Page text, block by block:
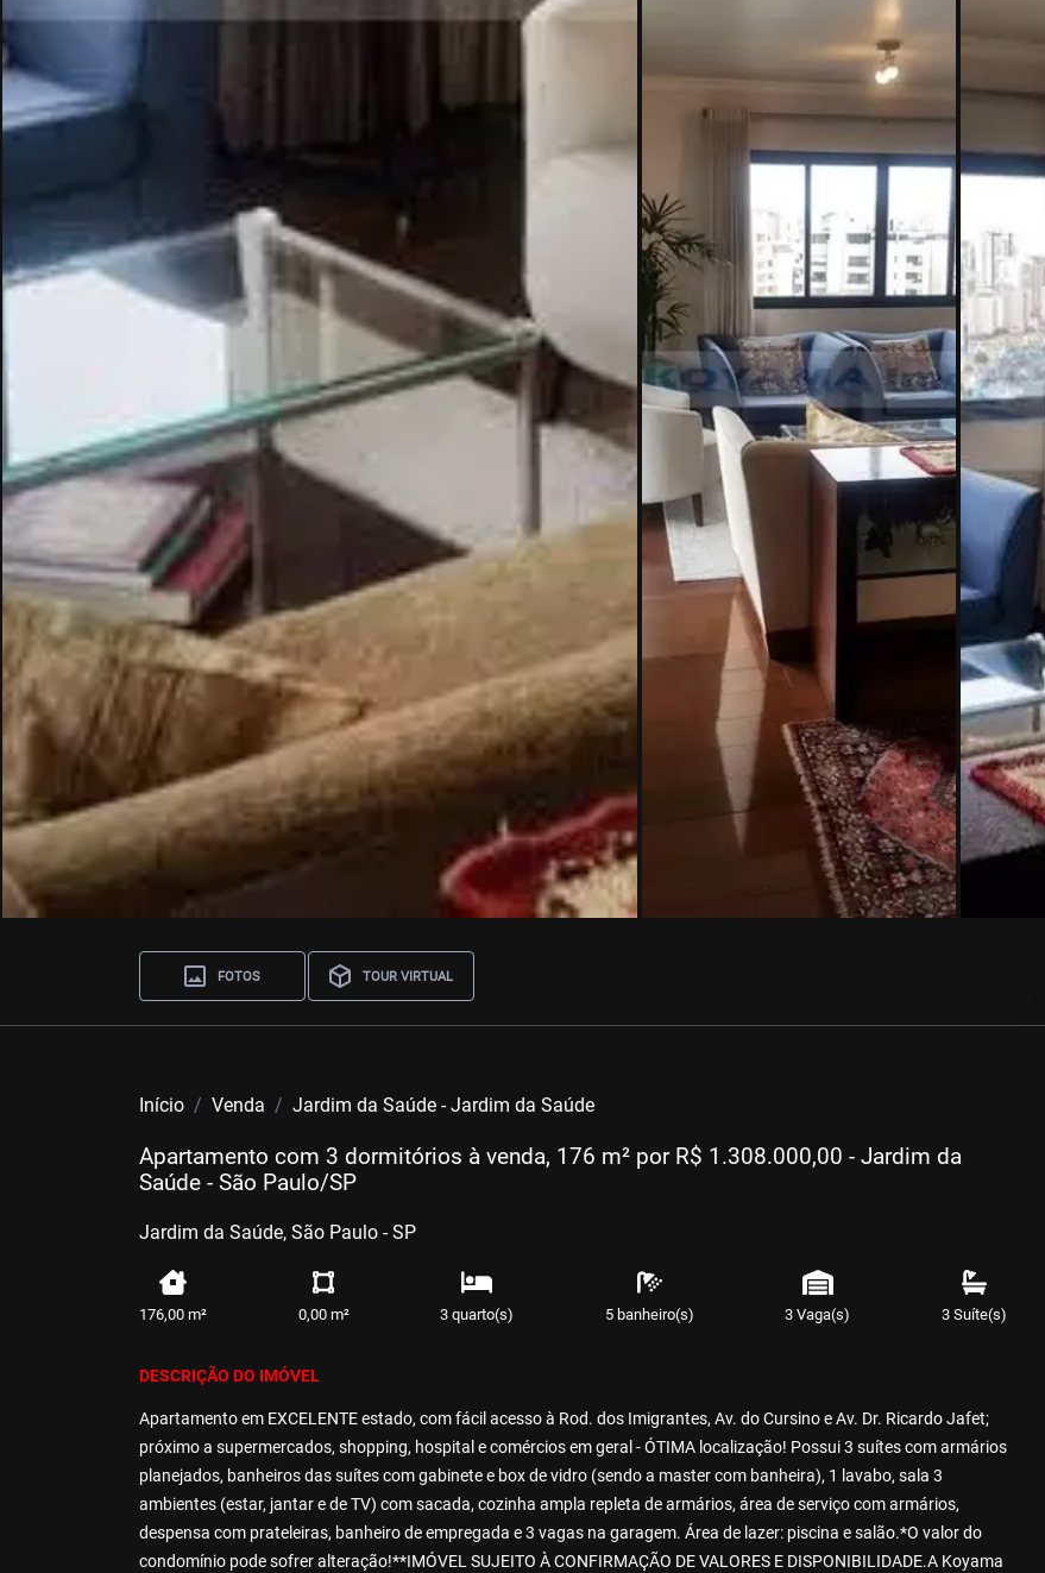
FOTOS TOUR VIRTUAL
Início Venda Jardim da Saúde - Jardim da Saúde
Apartamento com 3 dormitórios à venda, 176 m² por R$ 1.308.000,00 - Jardim da
Saúde - São Paulo/SP
Jardim da Saúde, São Paulo - SP
176,00 m² 0,00 m² 3 quarto(s) 5 banheiro(s) 3 Vaga(s) 3 Suíte(s)
DESCRIÇÃO DO IMÓVEL
Apartamento em EXCELENTE estado, com fácil acesso à Rod. dos Imigrantes, Av. do Cursino e Av. Dr. Ricardo Jafet;
próximo a supermercados, shopping, hospital e comércios em geral - ÓTIMA localização! Possui 3 suítes com armários
planejados, banheiros das suítes com gabinete e box de vidro (sendo a master com banheira), 1 lavabo, sala 3
ambientes (estar, jantar e de TV) com sacada, cozinha ampla repleta de armários, área de serviço com armários,
despensa com prateleiras, banheiro de empregada e 3 vagas na garagem. Área de lazer: piscina e salão.*O valor do
condomínio pode sofrer alteração!**IMÓVEL SUJEITO À CONFIRMAÇÃO DE VALORES E DISPONIBILIDADE.A Koyama